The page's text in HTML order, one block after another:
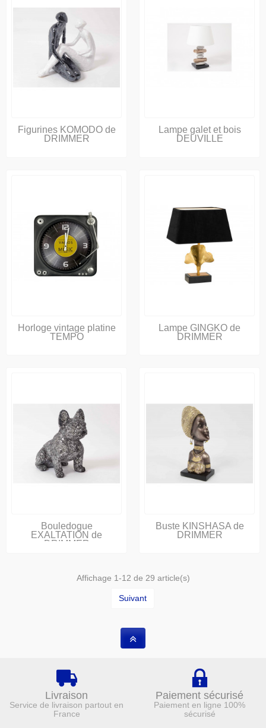
Figurines KOMODO de
DRIMMER
Lampe galet et bois
DEUVILLE
Horloge vintage platine
TEMPO
Lampe GINGKO de
DRIMMER
Bouledogue
EXALTATION de
DRIMMER
Buste KINSHASA de
DRIMMER
Affichage 1-12 de 29 article(s)
Suivant
Livraison
Service de livraison partout en
France
Paiement sécurisé
Paiement en ligne 100%
sécurisé